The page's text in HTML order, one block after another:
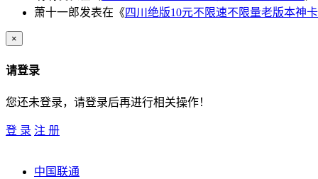
萧十一郎发表在《四川绝版10元不限速不限量老版本神
×
请登录
您还未登录，请登录后再进行相关操作！
登 录 注 册
中国联通